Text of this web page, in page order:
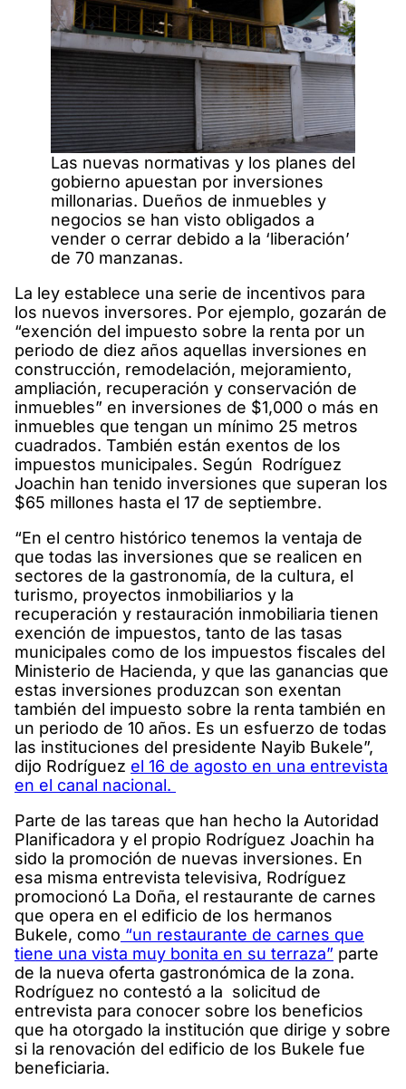
Las nuevas normativas y los planes del
gobierno apuestan por inversiones
millonarias. Dueños de inmuebles y
negocios se han visto obligados a
vender o cerrar debido a la ‘liberación’
de 70 manzanas.
La ley establece una serie de incentivos para
los nuevos inversores. Por ejemplo, gozarán de
“exención del impuesto sobre la renta por un
periodo de diez años aquellas inversiones en
construcción, remodelación, mejoramiento,
ampliación, recuperación y conservación de
inmuebles” en inversiones de $1,000 o más en
inmuebles que tengan un mínimo 25 metros
cuadrados. También están exentos de los
impuestos municipales. Según Rodríguez
Joachin han tenido inversiones que superan los
$65 millones hasta el 17 de septiembre.
“En el centro histórico tenemos la ventaja de
que todas las inversiones que se realicen en
sectores de la gastronomía, de la cultura, el
turismo, proyectos inmobiliarios y la
recuperación y restauración inmobiliaria tienen
exención de impuestos, tanto de las tasas
municipales como de los impuestos fiscales del
Ministerio de Hacienda, y que las ganancias que
estas inversiones produzcan son exentan
también del impuesto sobre la renta también en
un periodo de 10 años. Es un esfuerzo de todas
las instituciones del presidente Nayib Bukele”,
dijo Rodríguez el 16 de agosto en una entrevista
en el canal nacional.
Parte de las tareas que han hecho la Autoridad
Planificadora y el propio Rodríguez Joachin ha
sido la promoción de nuevas inversiones. En
esa misma entrevista televisiva, Rodríguez
promocionó La Doña, el restaurante de carnes
que opera en el edificio de los hermanos
Bukele, como “un restaurante de carnes que
tiene una vista muy bonita en su terraza” parte
de la nueva oferta gastronómica de la zona.
Rodríguez no contestó a la solicitud de
entrevista para conocer sobre los beneficios
que ha otorgado la institución que dirige y sobre
si la renovación del edificio de los Bukele fue
beneficiaria.